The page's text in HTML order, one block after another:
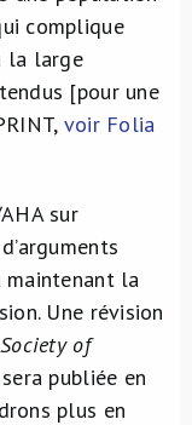
complique
la large
[pour une
voir Folia
sur
la
Une révision
of
publiée en
plus en